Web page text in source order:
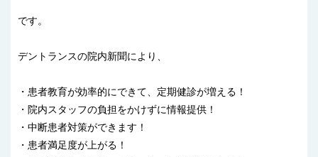
です。
デントランスの院内新聞により、
・患者教育が効率的にできて、定期健診が増える！
・院内スタッフの負担をかけずに情報提供！
・中断患者対策ができます！
・患者満足度が上がる！